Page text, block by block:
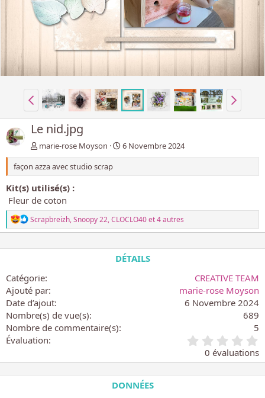
Le nid.jpg
marie-rose Moyson
6 Novembre 2024
façon azza avec studio scrap
Kit(s) utilisé(s) :
Fleur de coton
L
e
r
c
t
i
o
n
:
Scrapbreizh,Snoopy 22,CLOCLO40et 4 autres
DÉTAILS
Catégorie
CREATIVE TEAM
Ajouté par
marie-rose Moyson
Date d’ajout
6 Novembre 2024
Nombre(s) de vue(s)
689
Nombre de commentaire(s)
5
Évaluation
.
0
0
0 évaluations
DONNÉES